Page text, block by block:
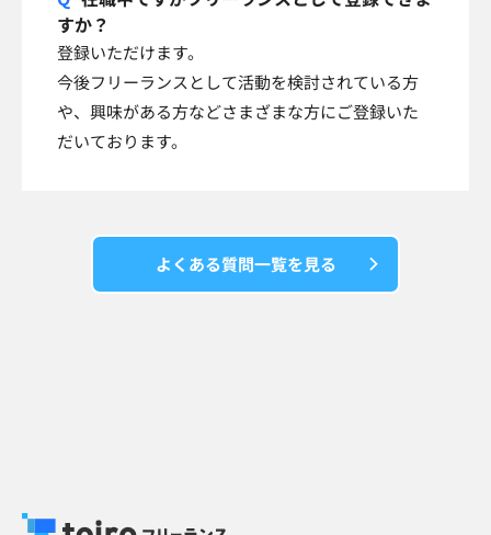
すか？
登録いただけます。
今後フリーランスとして活動を検討されている方
や、興味がある方などさまざまな方にご登録いた
だいております。
よくある質問一覧を見る